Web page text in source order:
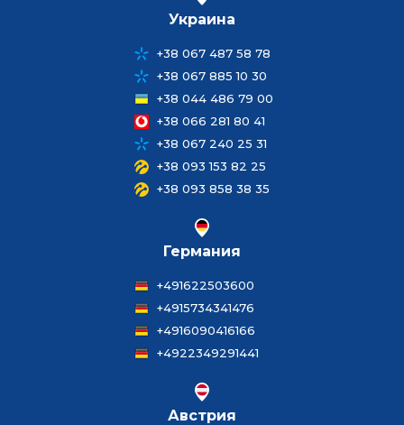
Украина
+38 067 487 58 78
+38 067 885 10 30
+38 044 486 79 00
+38 066 281 80 41
+38 067 240 25 31
+38 093 153 82 25
+38 093 858 38 35
Германия
+491622503600
+4915734341476
+4916090416166
+4922349291441
Австрия